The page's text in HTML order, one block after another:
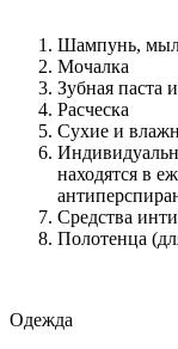
Шампунь,
Мочалка
Зубная паста
Расческа
Сухие и
находятся в
Средства
Полотенца
Одежда